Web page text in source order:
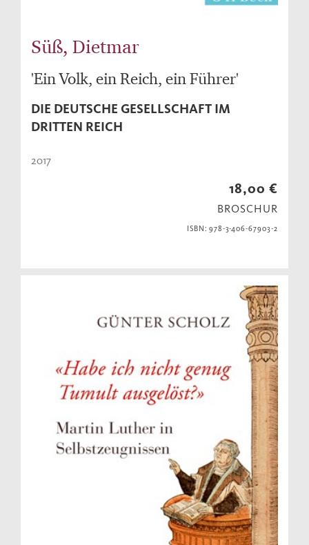
Süß, Dietmar
'Ein Volk, ein Reich, ein Führer'
DIE DEUTSCHE GESELLSCHAFT IM
DRITTEN REICH
2017
18,00 €
BROSCHUR
ISBN: 978-3-406-67903-2